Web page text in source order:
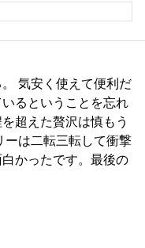
気安く使えて便利だ
るということを忘れ
超えた贅沢は慎もう
ーは二転三転して衝撃
かったです。最後の